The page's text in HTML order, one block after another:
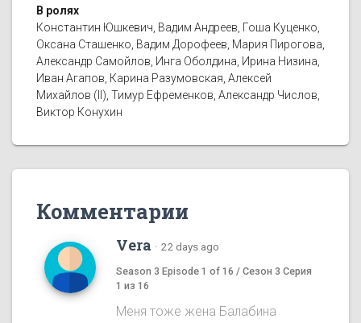
В ролях
Константин Юшкевич, Вадим Андреев, Гоша Куценко,
Оксана Сташенко, Вадим Дорофеев, Мария Пирогова,
Александр Самойлов, Инга Оболдина, Ирина Низина,
Иван Агапов, Карина Разумовская, Алексей
Михайлов (II), Тимур Ефременков, Александр Числов,
Виктор Конухин
Комментарии
Vera · 22 days ago
Season 3 Episode 1 of 16 / Сезон 3 Серия
1 из 16
Меня тоже жена Балабина